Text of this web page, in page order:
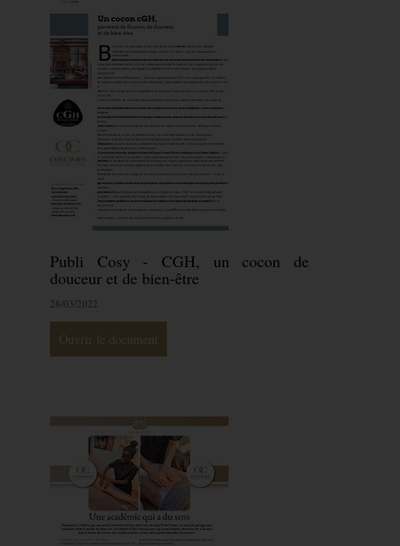
Publi Cosy - CGH, un cocon de
douceur et de bien-être
28/03/2022
Ouvrir le document